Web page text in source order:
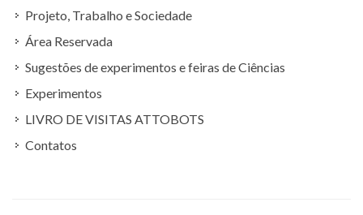
Projeto, Trabalho e Sociedade
Área Reservada
Sugestões de experimentos e feiras de Ciências
Experimentos
LIVRO DE VISITAS ATTOBOTS
Contatos